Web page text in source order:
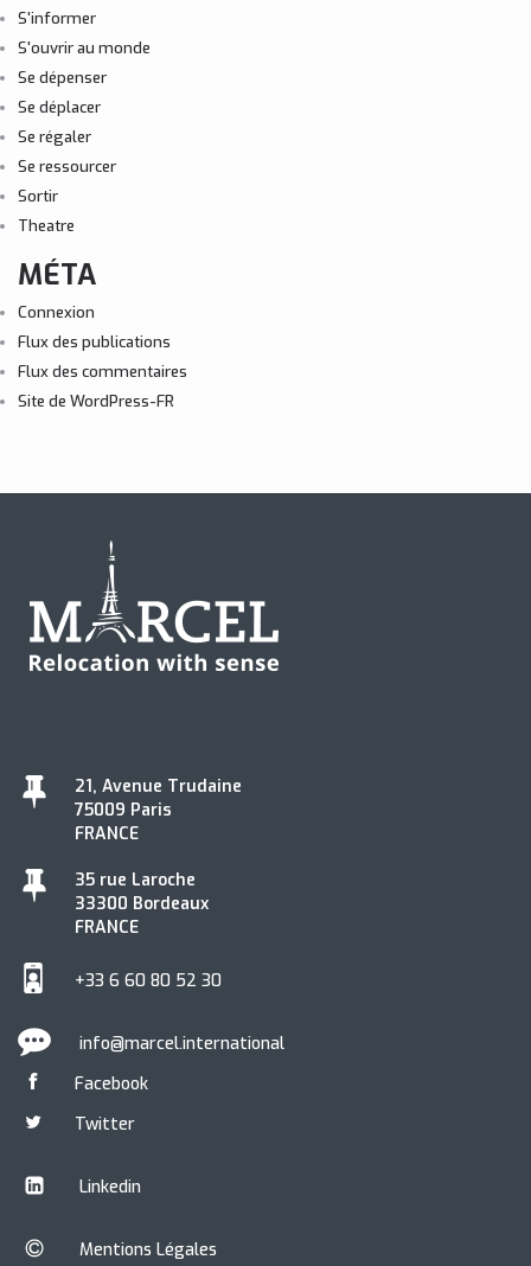
S'informer
S'ouvrir au monde
Se dépenser
Se déplacer
Se régaler
Se ressourcer
Sortir
Theatre
MÉTA
Connexion
Flux des publications
Flux des commentaires
Site de WordPress-FR
21, Avenue Trudaine
75009 Paris
FRANCE
35 rue Laroche
33300 Bordeaux
FRANCE
+33 6 60 80 52 30
info@marcel.international
Facebook
Twitter
Linkedin
Mentions Légales